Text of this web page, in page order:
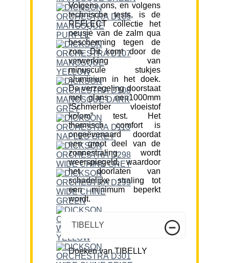
Volgens ons, en volgens
technische tests, is de
REFLECT collectie het
neusje van de zalm qua
bescherming tegen de
zon. Dit komt door de
verwerking van
minuscule stukjes
aluminium in het doek.
De verzegeling doorstaat
met glans een1000mm
“Schmerber vloeistof
kolom” test. Het
thermisch comfort is
ongeëvenaard doordat
een groot deel van de
zonnestraling wordt
weerspiegeld, waardoor
het doorlaten van
schadelijke straling tot
een minimum beperkt
wordt.
TIBELLY
Doeken van TIBELLY